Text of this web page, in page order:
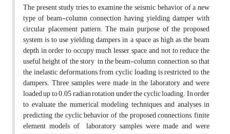
The present study tries to examine the seismic behavior of a new
type of beam-column connection having yielding damper with
circular placement pattern. The main purpose of the proposed
system is to use yielding dampers in a space as high as the beam
depth in order to occupy much lesser space, and not to reduce the
useful height of the story in the beam-column connection, so that
the inelastic deformations from cyclic loading is restricted to the
dampers. Three samples were made in the laboratory and were
loaded up to 0.05 radian rotation under the cyclic loading. In order
to evaluate the numerical modeling techniques and analyses in
predicting the cyclic behavior of the proposed connections, finite
element models of laboratory samples were made and were